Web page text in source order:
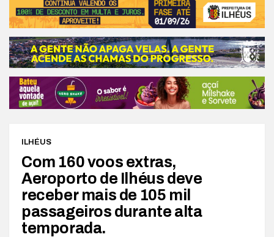
ILHÉUS
Com 160 voos extras,
Aeroporto de Ilhéus deve
receber mais de 105 mil
passageiros durante alta
temporada.